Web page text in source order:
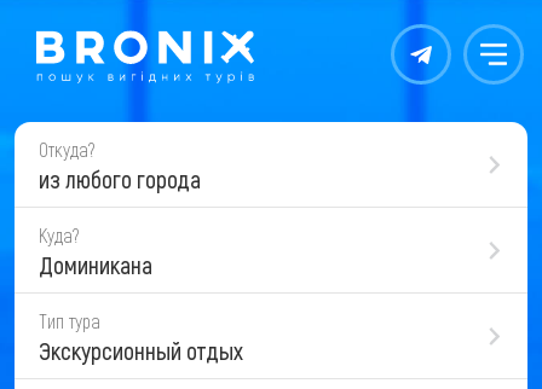
Контакты Меню
Откуда?
из любого города
Куда?
Доминикана
Тип тура
Экскурсионный отдых